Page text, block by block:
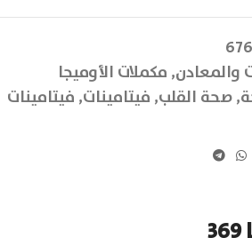
والمعادن, مكملات الأوميجا
,صحة القلب, فيتامينات, فيتامينات